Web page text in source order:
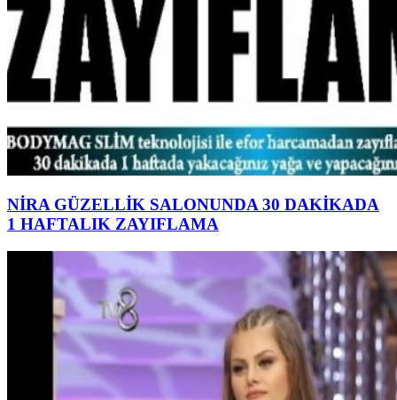
NİRA GÜZELLİK SALONUNDA 30 DAKİKADA
1 HAFTALIK ZAYIFLAMA